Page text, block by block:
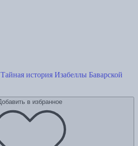
Тайная история Изабеллы Баварской
в избранное